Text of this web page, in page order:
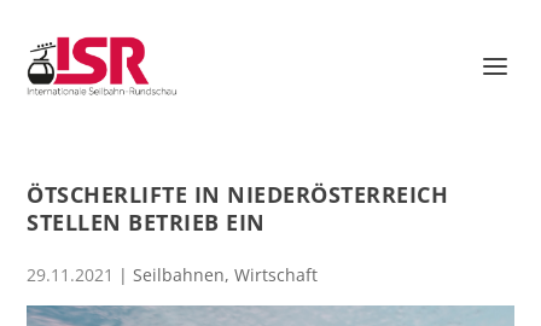
ÖTSCHERLIFTE IN NIEDERÖSTERREICH
STELLEN BETRIEB EIN
29.11.2021 |Seilbahnen,Wirtschaft